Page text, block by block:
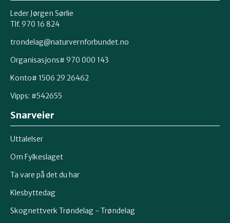
Leder Jørgen Sørlie
Tlf. 970 16 824
trondelag@naturvernforbundet.no
Organisasjons# 970 000 143
Konto# 1506 29 26462
Vipps: #542655
Snarveier
Uttalelser
Om Fylkeslaget
Ta vare på det du har
Klesbyttedag
Skognettverk Trøndelag - Trøndelag